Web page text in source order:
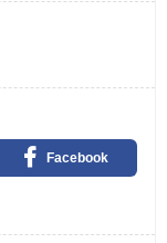
Facebook